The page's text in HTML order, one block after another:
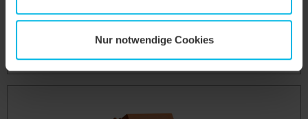
Nur notwendige Cookies
MIK Pultziegel garniert standard